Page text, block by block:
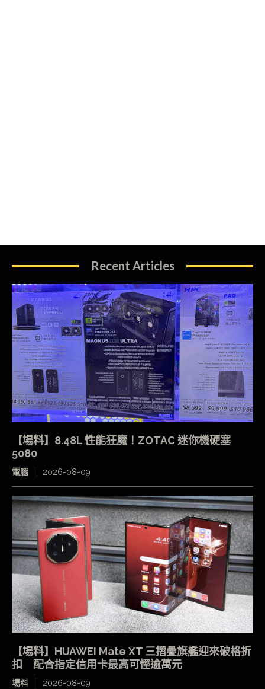
Recent Articles
【場料】8.48L 性能狂魔！ZOTAC 迷你機硬塞
5080
電腦 2026-08-09
【場料】HUAWEI Mate XT 三摺疊旗艦迎來破格折
扣 配合指定信用卡最高可慳逾萬元
場料 2026-08-09